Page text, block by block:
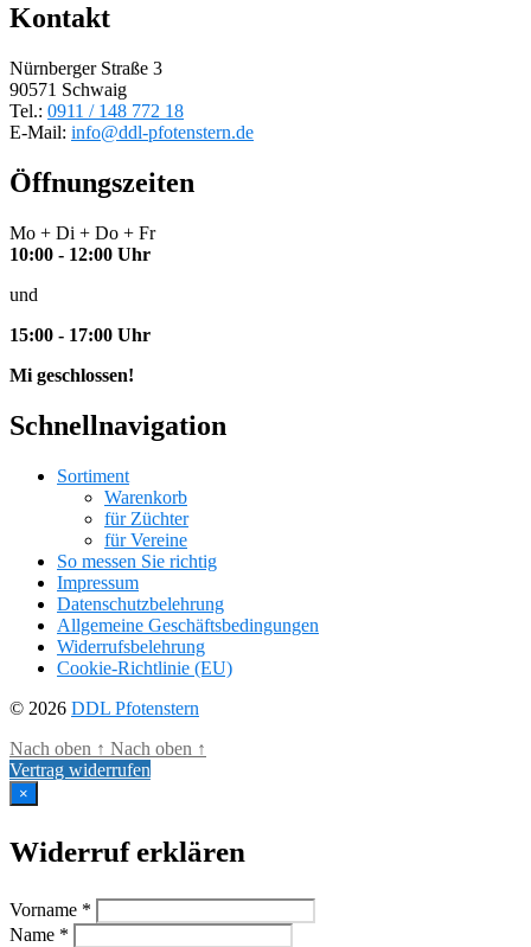
Kontakt
Nürnberger Straße 3
90571 Schwaig
Tel.: 0911 / 148 772 18
E-Mail: info@ddl-pfotenstern.de
Öffnungszeiten
Mo + Di + Do + Fr
10:00 - 12:00 Uhr
und
15:00 - 17:00 Uhr
Mi geschlossen!
Schnellnavigation
Sortiment
Warenkorb
für Züchter
für Vereine
So messen Sie richtig
Impressum
Datenschutzbelehrung
Allgemeine Geschäftsbedingungen
Widerrufsbelehrung
Cookie-Richtlinie (EU)
© 2026 DDL Pfotenstern
Nach oben ↑ Nach oben ↑
Vertrag widerrufen
×
Widerruf erklären
Vorname *
Name *